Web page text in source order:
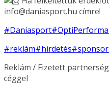
info@daniasport.hu címre!
#Daniasport
#reklám#hirdetés
Reklám / Fizetett
céggel